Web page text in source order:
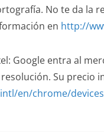
No te da la
en http://
Google entra al
Su precio
en/chrome/